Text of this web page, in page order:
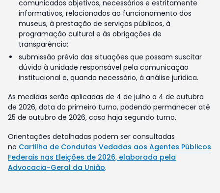
comunicados objetivos, necessários e estritamente
informativos, relacionados ao funcionamento dos
museus, à prestação de serviços públicos, à
programação cultural e às obrigações de
transparência;
submissão prévia das situações que possam suscitar
dúvida à unidade responsável pela comunicação
institucional e, quando necessário, à análise jurídica.
As medidas serão aplicadas de 4 de julho a 4 de outubro
de 2026, data do primeiro turno, podendo permanecer até
25 de outubro de 2026, caso haja segundo turno.
Orientações detalhadas podem ser consultadas
na Cartilha de Condutas Vedadas aos Agentes Públicos
Federais nas Eleições de 2026, elaborada pela
Advocacia-Geral da União.